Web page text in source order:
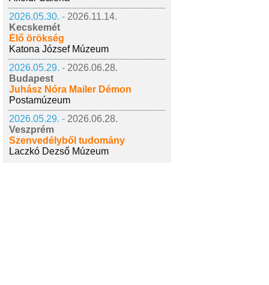
2026.05.30. - 2026.11.14.
Kecskemét
Élő örökség
Katona József Múzeum
2026.05.29. - 2026.06.28.
Budapest
Juhász Nóra Mailer Démon
Postamúzeum
2026.05.29. - 2026.06.28.
Veszprém
Szenvedélyből tudomány
Laczkó Dezső Múzeum